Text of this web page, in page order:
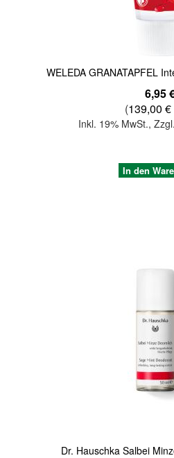
WELEDA GRANATAPFEL
6,95
(139,00 €
Inkl. 19% MwSt.,
In den
Dr. Hauschka Salbei